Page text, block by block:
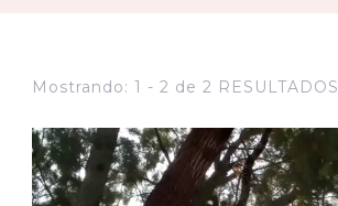
Mostrando: 1 - 2 de 2 RESULTADOS